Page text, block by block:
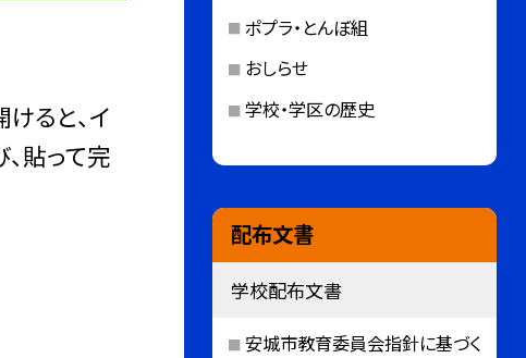
ると、イ
貼って完
ポプラ・とんぼ組
おしらせ
学校・学区の歴史
配布文書
学校配布文書
安城市教育委員会指針に基づく